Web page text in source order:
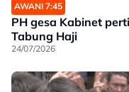
AWANI 7:45
PH gesa Kabinet
Tabung Haji
24/07/2026